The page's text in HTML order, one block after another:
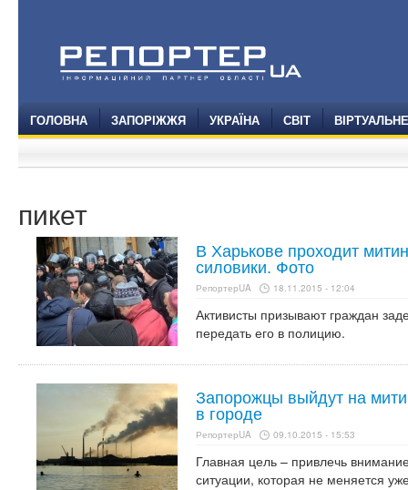
ГОЛОВНА ЗАПОРІЖЖЯ УКРАЇНА СВІТ
пикет
В Харькове проходит
силовики. Фото
РепортерUA 18.11.2015 - 12:04
Активисты призывают граждан
передать его в полицию.
Запорожцы выйдут на
в городе
РепортерUA 09.10.2015 - 15:53
Главная цель – привлечь
ситуации, которая не меняется